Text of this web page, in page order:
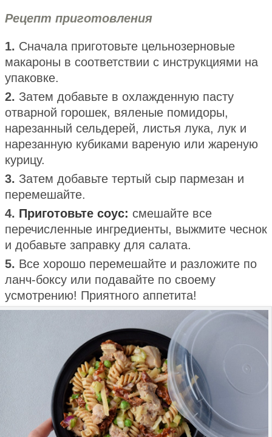
Рецепт приготовления
1. Сначала приготовьте цельнозерновые
макароны в соответствии с инструкциями на
упаковке.
2. Затем добавьте в охлажденную пасту
отварной горошек, вяленые помидоры,
нарезанный сельдерей, листья лука, лук и
нарезанную кубиками вареную или жареную
курицу.
3. Затем добавьте тертый сыр пармезан и
перемешайте.
4. Приготовьте соус: смешайте все
перечисленные ингредиенты, выжмите чеснок
и добавьте заправку для салата.
5. Все хорошо перемешайте и разложите по
ланч-боксу или подавайте по своему
усмотрению! Приятного аппетита!